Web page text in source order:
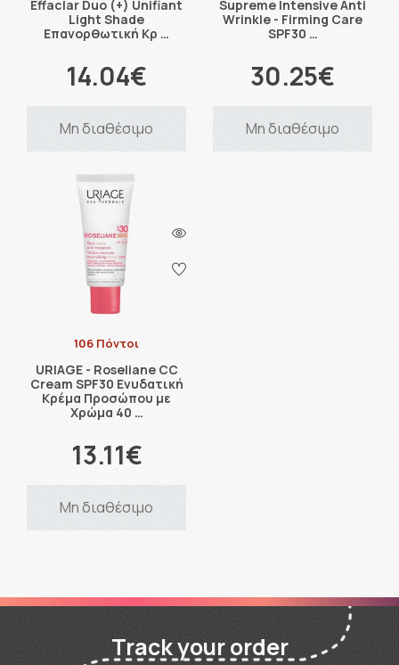
Effaclar Duo (+) Unifiant
Light Shade
Επανορθωτική Κρ …
14.04€
Μη διαθέσιμο
Supreme Intensive Anti
Wrinkle - Firming Care
SPF30 …
30.25€
Μη διαθέσιμο
106 Πόντοι
URIAGE - Roseliane CC
Cream SPF30 Ενυδατική
Κρέμα Προσώπου με
Χρώμα 40 …
13.11€
Μη διαθέσιμο
Track your order